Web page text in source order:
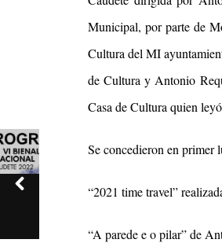
Municipal, por parte de
Cultura del MI
de Cultura y Antonio
Casa de Cultura quien
Se concedieron en primer
“2021 time travel”
“A parede e o pilar” de